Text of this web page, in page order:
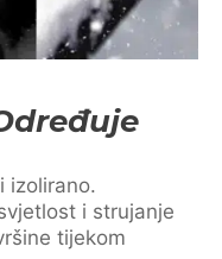
izolirano.
i strujanje
tijekom